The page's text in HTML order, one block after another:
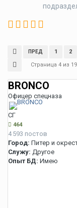
ПРЕД 1 2
Страница 4 из 19
BRONCO
Офицер спецназа
СГ
464
4 593 постов
Город: Питер и
Служу: Другое
Опыт БД: Имею